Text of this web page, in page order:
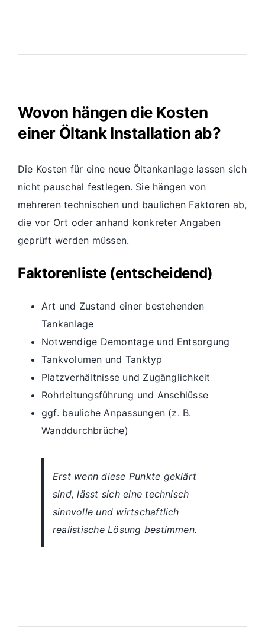
Wovon hängen die Kosten
einer Öltank Installation ab?
Die Kosten für eine neue Öltankanlage lassen sich
nicht pauschal festlegen. Sie hängen von
mehreren technischen und baulichen Faktoren ab,
die vor Ort oder anhand konkreter Angaben
geprüft werden müssen.
Faktorenliste (entscheidend)
Art und Zustand einer bestehenden
Tankanlage
Notwendige Demontage und Entsorgung
Tankvolumen und Tanktyp
Platzverhältnisse und Zugänglichkeit
Rohrleitungsführung und Anschlüsse
ggf. bauliche Anpassungen (z. B.
Wanddurchbrüche)
Erst wenn diese Punkte geklärt
sind, lässt sich eine technisch
sinnvolle und wirtschaftlich
realistische Lösung bestimmen.